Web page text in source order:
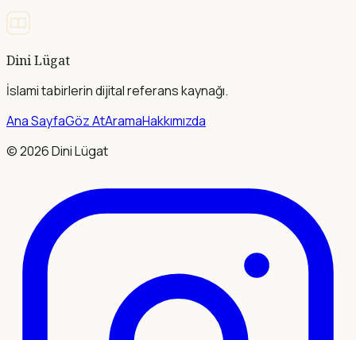
Dini Lügat
İslami tabirlerin dijital referans kaynağı.
Ana SayfaGöz AtAramaHakkımızda
©2026Dini Lügat